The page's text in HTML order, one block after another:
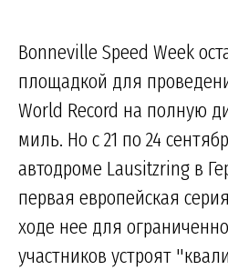
Bonneville Speed Week
площадкой для
World Record на полную
миль. Но с 21 по 24
автодроме Lausitzring в
первая европейская
ходе нее для
участников устроят